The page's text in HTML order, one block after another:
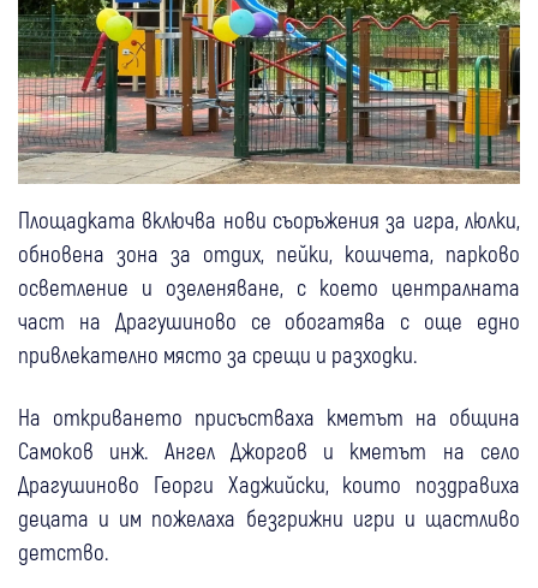
Площадката включва нови съоръжения за игра, люлки,
обновена зона за отдих, пейки, кошчета, парково
осветление и озеленяване, с което централната
част на Драгушиново се обогатява с още едно
привлекателно място за срещи и разходки.
На откриването присъстваха кметът на община
Самоков инж. Ангел Джоргов и кметът на село
Драгушиново Георги Хаджийски, които поздравиха
децата и им пожелаха безгрижни игри и щастливо
детство.